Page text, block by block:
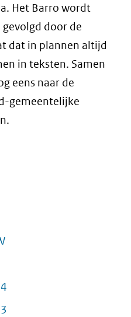
Het Barro wordt
gevolgd door de
dat in plannen altijd
in teksten. Samen
eens naar de
gemeentelijke